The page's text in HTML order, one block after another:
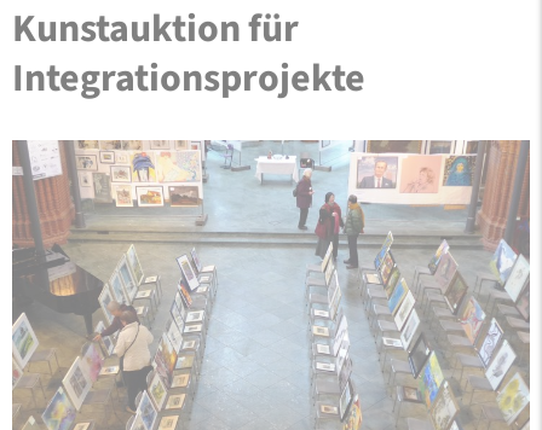
Kunstauktion für
Integrationsprojekte